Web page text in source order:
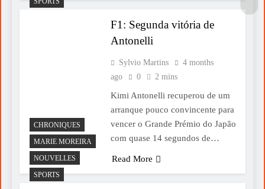
F1: Segunda vitória de
Antonelli
Sylvio Martins
4 months
ago
0 2 mins
Kimi Antonelli recuperou de um
arranque pouco convincente para
vencer o Grande Prémio do Japão
com quase 14 segundos de…
Read More
CHRONIQUES
MARIE MOREIRA
NOUVELLES
SPORTS